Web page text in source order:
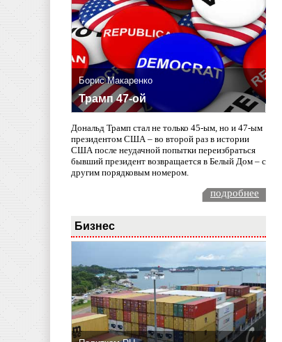
Борис Макаренко
Трамп 47-ой
Дональд Трамп стал не только 45-ым, но и 47-ым
президентом США – во второй раз в истории
США после неудачной попытки переизбраться
бывший президент возвращается в Белый Дом – с
другим порядковым номером.
подробнее
Бизнес